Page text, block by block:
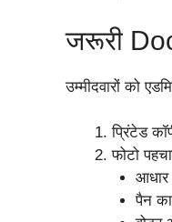
जरूरी
उम्मीदवारों को
प्रिंटेड
फोटो
आधार
पैन